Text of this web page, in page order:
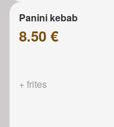
Panini kebab
8.50 €
+ frites